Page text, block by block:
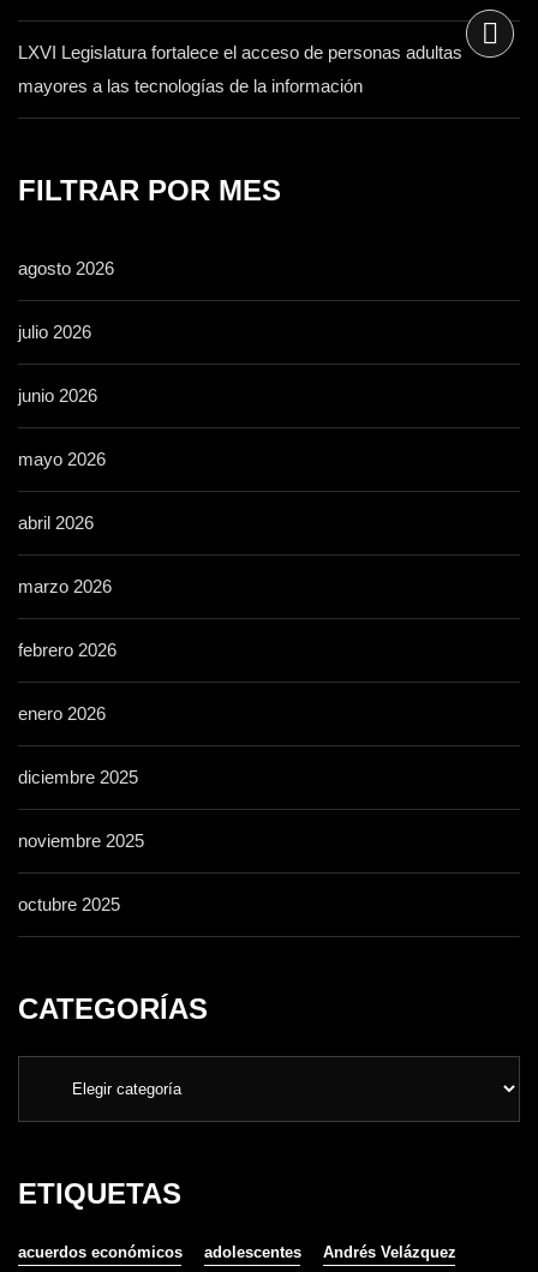
LXVI Legislatura fortalece el acceso de personas adultas
mayores a las tecnologías de la información
FILTRAR POR MES
agosto 2026
julio 2026
junio 2026
mayo 2026
abril 2026
marzo 2026
febrero 2026
enero 2026
diciembre 2025
noviembre 2025
octubre 2025
CATEGORÍAS
ETIQUETAS
acuerdos económicos adolescentes Andrés Velázquez